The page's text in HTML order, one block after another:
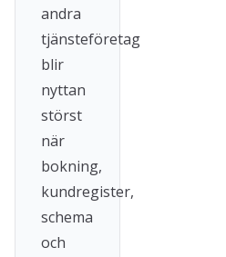
andra
tjänsteföretag
blir
nyttan
störst
när
bokning,
kundregister,
schema
och